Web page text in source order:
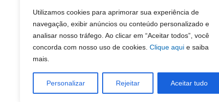
Utilizamos cookies para aprimorar sua experiência de
navegação, exibir anúncios ou conteúdo personalizado e
analisar nosso tráfego. Ao clicar em “Aceitar todos”, você
concorda com nosso uso de cookies. Clique aqui e saiba
mais.
Personalizar Rejeitar Aceitar tudo